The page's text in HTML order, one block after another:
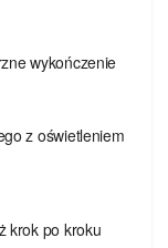
wykończenie
z oświetleniem
krok po kroku